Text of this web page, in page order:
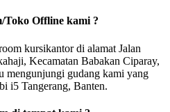
Toko Offline kami ?
kursikantor di alamat Jalan
Kecamatan Babakan Ciparay,
mengunjungi gudang kami yang
i5 Tangerang, Banten.